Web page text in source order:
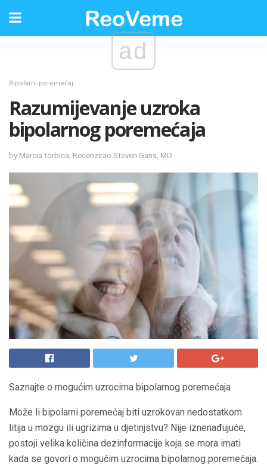
ad
Bipolarni poremećaj
Razumijevanje uzroka
bipolarnog poremećaja
by Marcia torbica; Recenzirao Steven Gans, MD
Saznajte o mogućim uzrocima bipolarnog poremećaja
Može li bipolarni poremećaj biti uzrokovan nedostatkom
litija u mozgu ili ugrizima u djetinjstvu? Nije iznenađujuće,
postoji velika količina dezinformacije koja se mora imati
kada se govori o mogućim uzrocima bipolarnog poremećaja.